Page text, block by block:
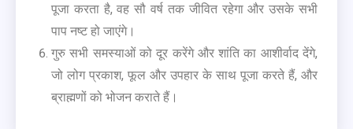
पूजा करता है, वह सौ वर्ष तक जीवित रहेगा और उसके सभी
पाप नष्ट हो जाएंगे।
गुरु सभी समस्याओं को दूर करेंगे और शांति का आशीर्वाद देंगे,
जो लोग प्रकाश, फूल और उपहार के साथ पूजा करते हैं, और
ब्राह्मणों को भोजन कराते हैं।